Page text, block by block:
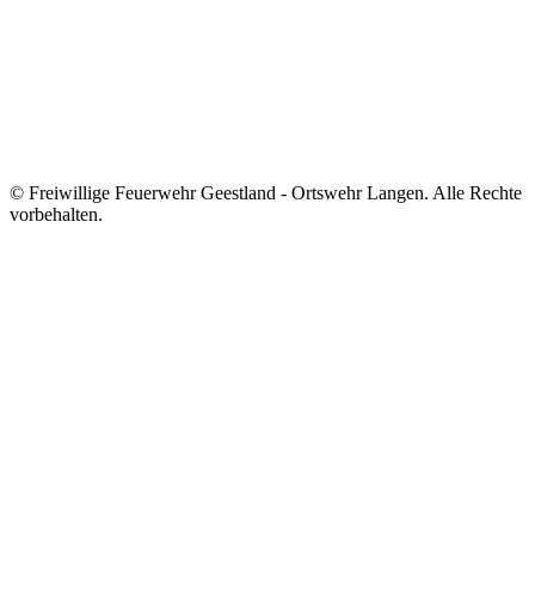
© Freiwillige Feuerwehr Geestland - Ortswehr Langen. Alle Rechte
vorbehalten.